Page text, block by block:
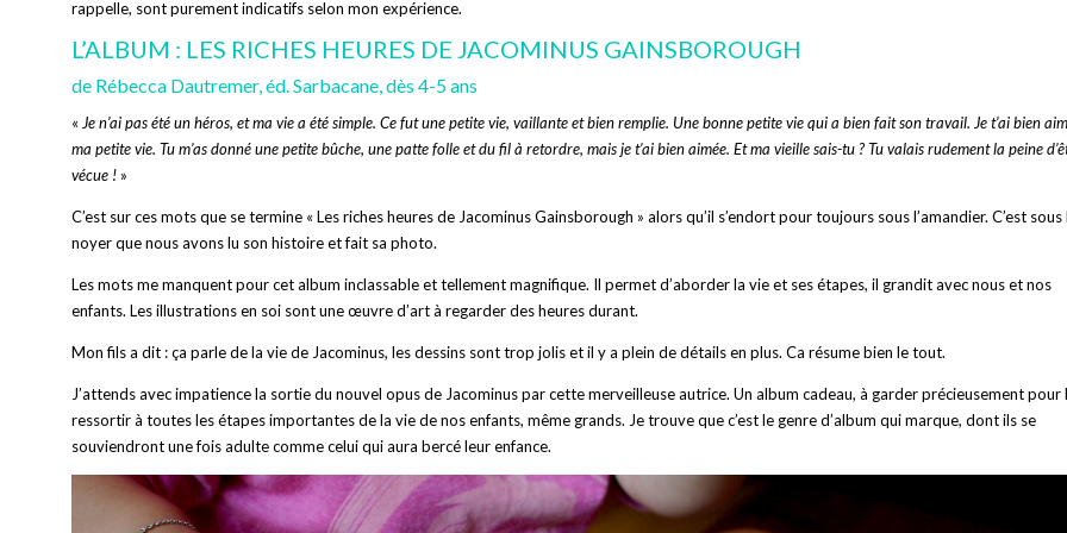
rappelle, sont purement indicatifs selon mon expérience.
L’ALBUM : LES RICHES HEURES DE JACOMINUS GAINSBOROUGH
de Rébecca Dautremer, éd. Sarbacane, dès 4-5 ans
« Je n’ai pas été un héros, et ma vie a été simple. Ce fut une petite vie, vaillante et bien remplie. Une bonne petite vie qui a bien fait son travail. Je t’ai bien
ma petite vie. Tu m’as donné une petite bûche, une patte folle et du fil à retordre, mais je t’ai bien aimée. Et ma vieille sais-tu ? Tu valais rudement la peine
vécue ! »
C’est sur ces mots que se termine « Les riches heures de Jacominus Gainsborough » alors qu’il s’endort pour toujours sous l’amandier. C’est sous
noyer que nous avons lu son histoire et fait sa photo.
Les mots me manquent pour cet album inclassable et tellement magnifique. Il permet d’aborder la vie et ses étapes, il grandit avec nous et nos
enfants. Les illustrations en soi sont une œuvre d’art à regarder des heures durant.
Mon fils a dit : ça parle de la vie de Jacominus, les dessins sont trop jolis et il y a plein de détails en plus. Ca résume bien le tout.
J’attends avec impatience la sortie du nouvel opus de Jacominus par cette merveilleuse autrice. Un album cadeau, à garder précieusement pour
ressortir à toutes les étapes importantes de la vie de nos enfants, même grands. Je trouve que c’est le genre d’album qui marque, dont ils se
souviendront une fois adulte comme celui qui aura bercé leur enfance.